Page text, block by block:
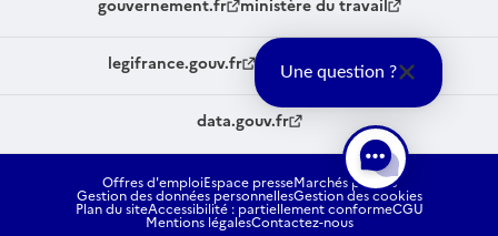
gouvernement.fr ministère du travail
legifrance.gouv.fr service-public.fr
data.gouv.fr
Offres d'emploiEspace presseMarchés publics
Gestion des données personnellesGestion des cookies
Plan du siteAccessibilité : partiellement conformeCGU
Mentions légalesContactez-nous
Une question ?